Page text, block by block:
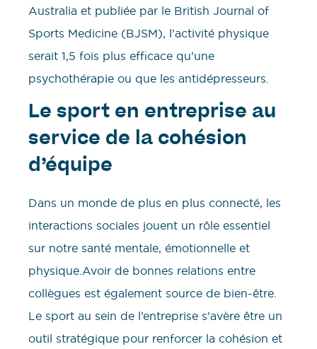
Australia et publiée par le British Journal of
Sports Medicine (BJSM), l’activité physique
serait 1,5 fois plus efficace qu’une
psychothérapie ou que les antidépresseurs.
Le sport en entreprise au
service de la cohésion
d’équipe
Dans un monde de plus en plus connecté, les
interactions sociales jouent un rôle essentiel
sur notre santé mentale, émotionnelle et
physique.Avoir de bonnes relations entre
collègues est également source de bien-être.
Le sport au sein de l’entreprise s’avère être un
outil stratégique pour renforcer la cohésion et